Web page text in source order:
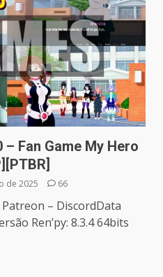
Fan Game My Hero
de 2025 66
– DiscordData
Ren’py: 8.3.4 64bits